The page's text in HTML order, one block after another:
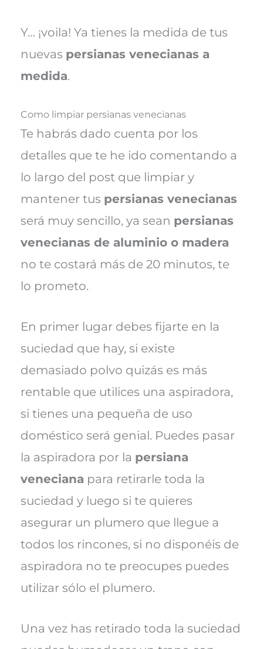
Y… ¡voila! Ya tienes la medida de tus
nuevas persianas venecianas a
medida.
Como limpiar persianas venecianas
Te habrás dado cuenta por los
detalles que te he ido comentando a
lo largo del post que limpiar y
mantener tus persianas venecianas
será muy sencillo, ya sean persianas
venecianas de aluminio o madera
no te costará más de 20 minutos, te
lo prometo.
En primer lugar debes fijarte en la
suciedad que hay, si existe
demasiado polvo quizás es más
rentable que utilices una aspiradora,
si tienes una pequeña de uso
doméstico será genial. Puedes pasar
la aspiradora por la persiana
veneciana para retirarle toda la
suciedad y luego si te quieres
asegurar un plumero que llegue a
todos los rincones, si no disponéis de
aspiradora no te preocupes puedes
utilizar sólo el plumero.
Una vez has retirado toda la suciedad